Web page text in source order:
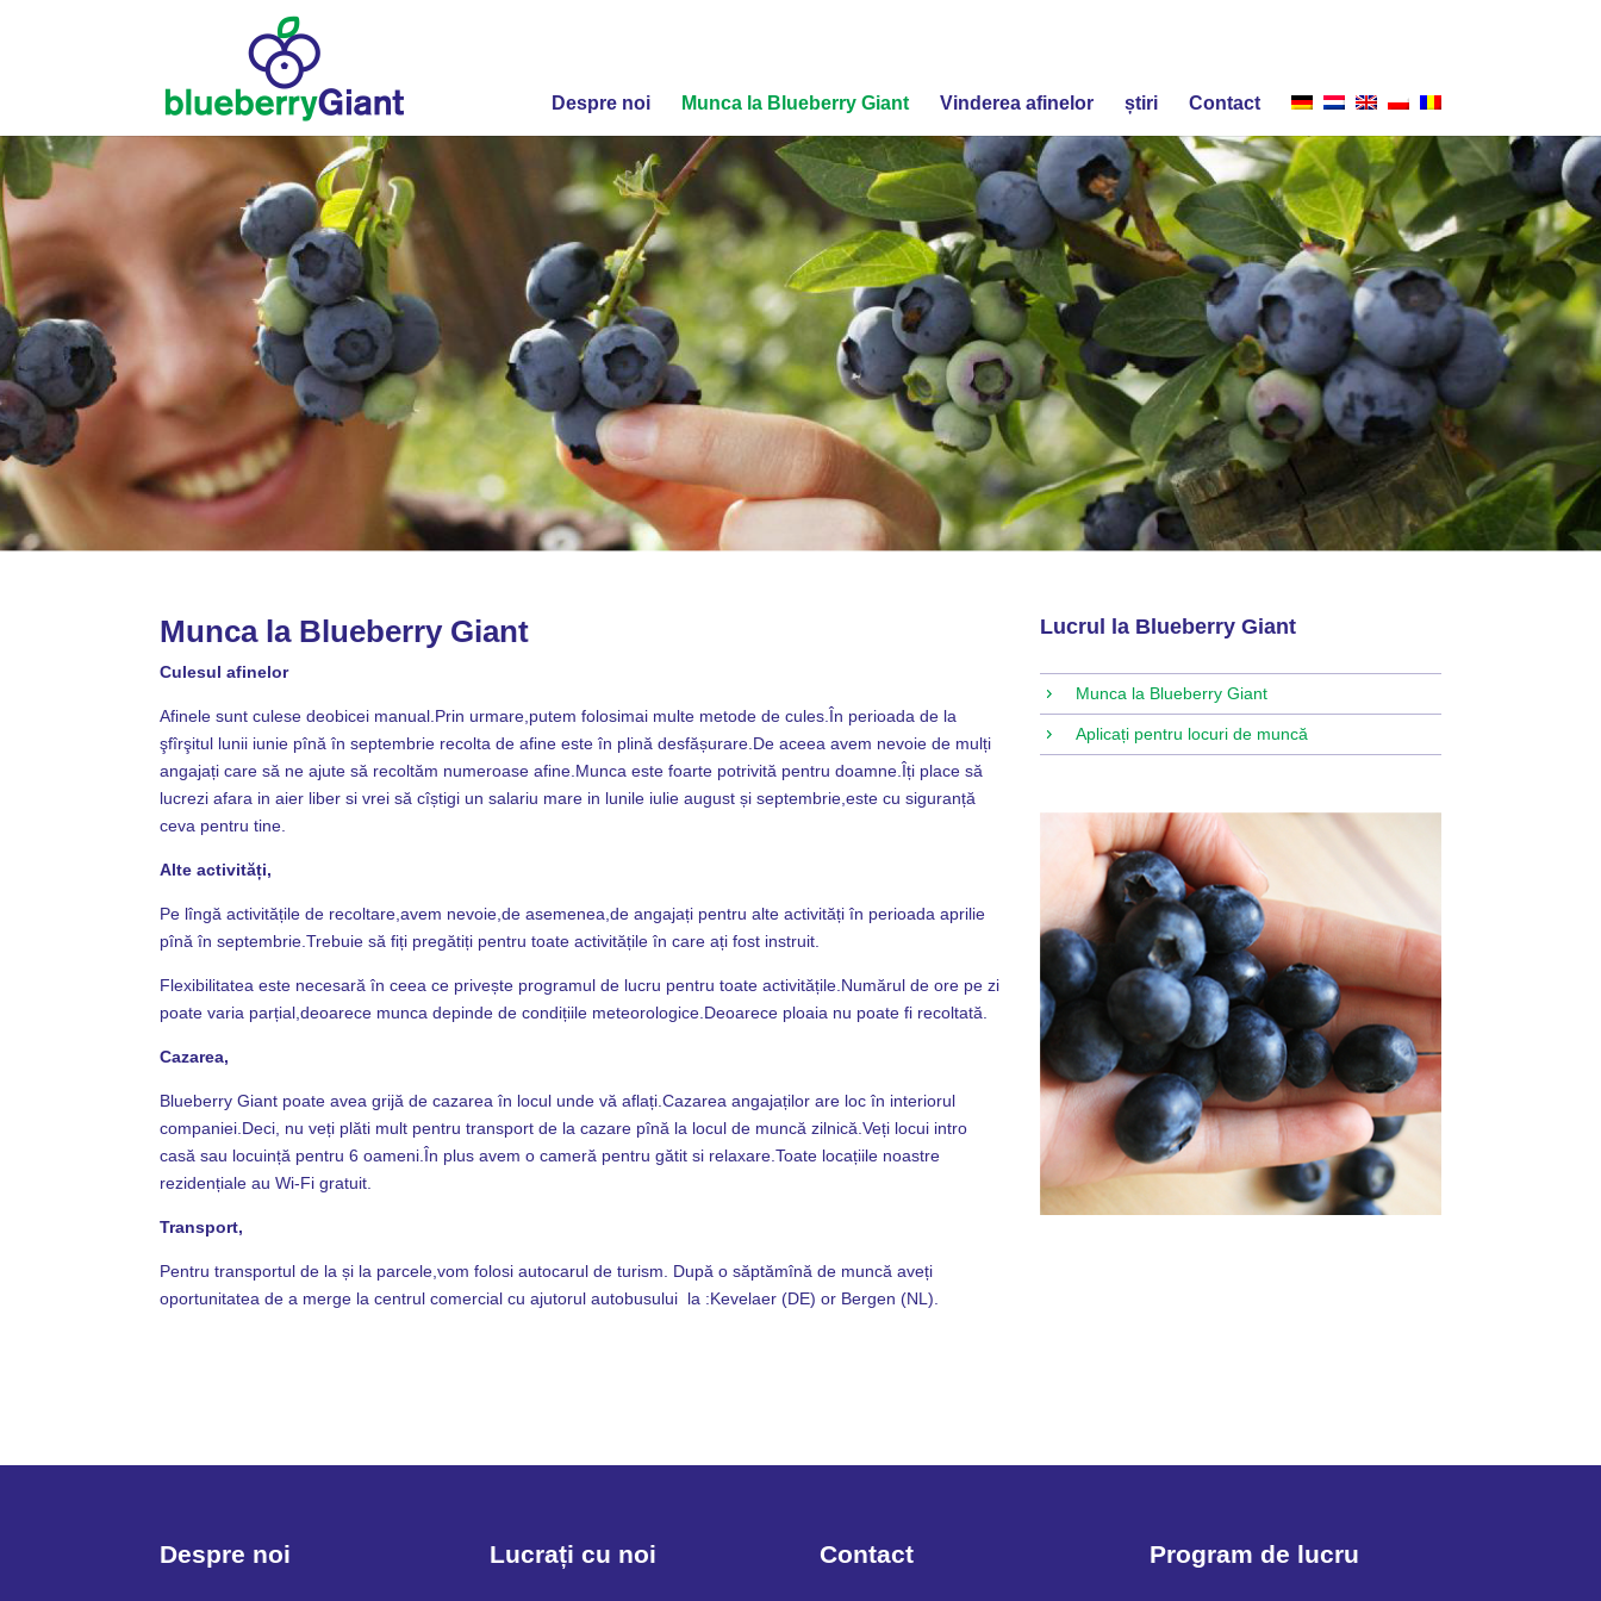
Despre noi Munca la Blueberry Giant Vinderea afinelor știri Contact
Munca la Blueberry Giant
Culesul afinelor
Afinele sunt culese deobicei manual.Prin urmare,putem folosimai multe metode de cules.În perioada de la
şfîrşitul lunii iunie pînă în septembrie recolta de afine este în plină desfășurare.De aceea avem nevoie de mulți
angajați care să ne ajute să recoltăm numeroase afine.Munca este foarte potrivită pentru doamne.Îți place să
lucrezi afara in aier liber si vrei să cîștigi un salariu mare in lunile iulie august și septembrie,este cu siguranță
ceva pentru tine.
Alte activități,
Pe lîngă activitățile de recoltare,avem nevoie,de asemenea,de angajați pentru alte activități în perioada aprilie
pînă în septembrie.Trebuie să fiți pregătiți pentru toate activitățile în care ați fost instruit.
Flexibilitatea este necesară în ceea ce privește programul de lucru pentru toate activitățile.Numărul de ore pe zi
poate varia parțial,deoarece munca depinde de condițiile meteorologice.Deoarece ploaia nu poate fi recoltată.
Cazarea,
Blueberry Giant poate avea grijă de cazarea în locul unde vă aflați.Cazarea angajaților are loc în interiorul
companiei.Deci, nu veți plăti mult pentru transport de la cazare pînă la locul de muncă zilnică.Veți locui intro
casă sau locuință pentru 6 oameni.În plus avem o cameră pentru gătit si relaxare.Toate locațiile noastre
rezidențiale au Wi-Fi gratuit.
Transport,
Pentru transportul de la și la parcele,vom folosi autocarul de turism. După o săptămînă de muncă aveți
oportunitatea de a merge la centrul comercial cu ajutorul autobusului la :Kevelaer (DE) or Bergen (NL).
Lucrul la Blueberry Giant
Munca la Blueberry Giant
Aplicați pentru locuri de muncă
Despre noi Lucrați cu noi Contact Program de lucru